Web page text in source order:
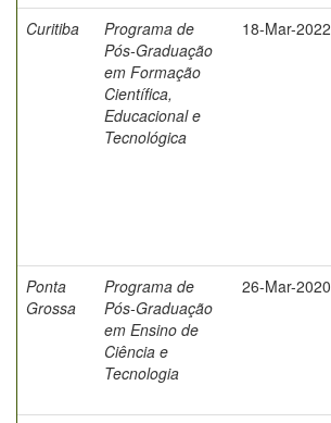
Curitiba
Programa de
Pós-Graduação
em Formação
Científica,
Educacional e
Tecnológica
18-Mar-2022
Ponta
Grossa
Programa de
Pós-Graduação
em Ensino de
Ciência e
Tecnologia
26-Mar-2020